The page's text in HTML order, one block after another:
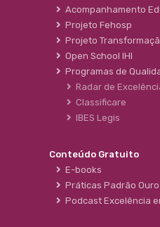
Acompanhamento
Projeto Fehosp
Projeto
Open School IHI
Programas de
Radar de
Classificare
IBES Legis
Conteúdo Gratuito
E-books
Práticas Padrão Ouro
Podcast Excelência